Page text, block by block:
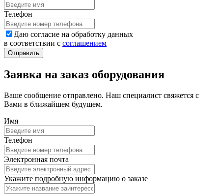
Телефон
Даю согласие на обработку данных
в соответствии с соглашением
Заявка на заказ оборудования
Ваше сообщение отправлено. Наш специалист свяжется с
Вами в ближайшем будущем.
Имя
Телефон
Электронная почта
Укажите подробную информацию о заказе